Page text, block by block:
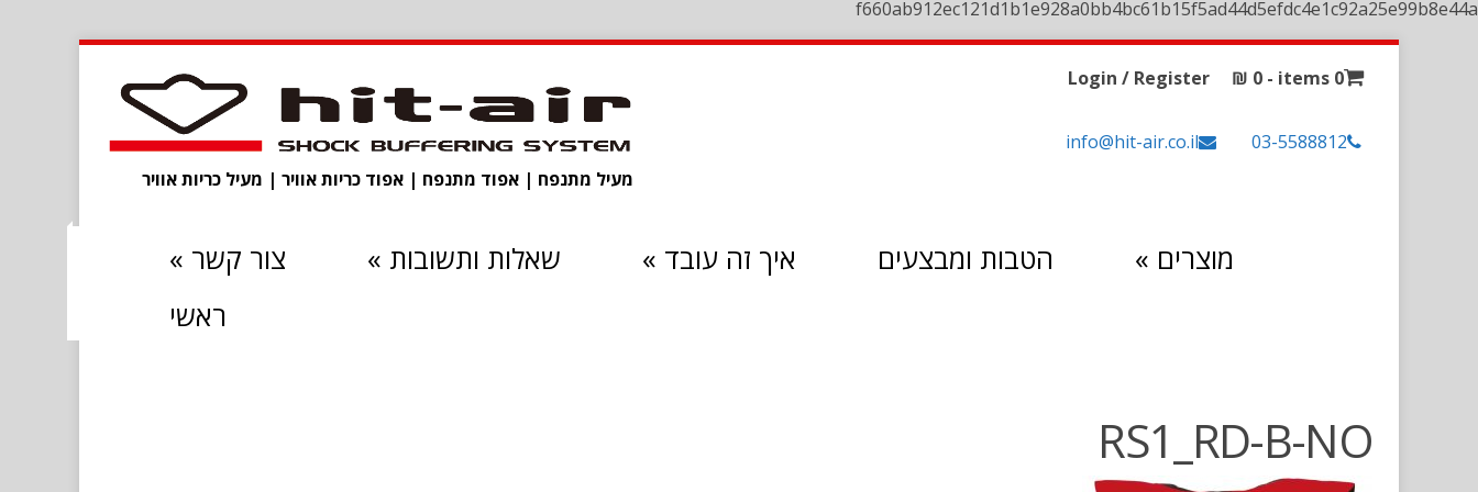
f660ab912ec121d1b1e928a0bb4bc61b15f5ad44d5efdc4e1c92a25e99b8e44a
מעיל מתנפח | אפוד מתנפח | אפוד כריות אוויר | מעיל כריות אוויר
0 items -
₪ 0
Login / Register
03-5588812
info@hit-air.co.il
צור קשר » שאלות ותשובות » איך זה עובד » הטבות ומבצעים מוצרים »
ראשי
RS1_RD-B-NO